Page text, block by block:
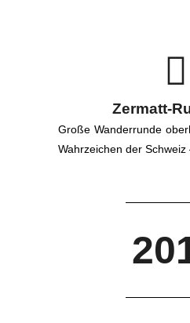
Zermatt-
Große Wanderrunde
Wahrzeichen der